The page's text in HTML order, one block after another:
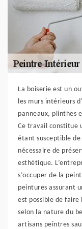
La boiserie est un
les murs intérieurs
panneaux, plinthes
Ce travail constitue
étant susceptible
nécessaire de
esthétique.
s’occuper de la
peintures assurant
est possible de
selon la nature du
artisans peintres